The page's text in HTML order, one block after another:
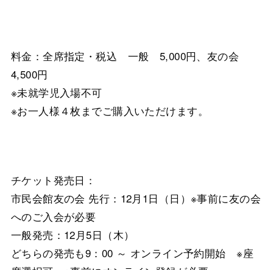
料金：全席指定・税込 一般 5,000円、友の会
4,500円
※未就学児入場不可
※お一人様４枚までご購入いただけます。
チケット発売日：
市民会館友の会 先行：12月1日（日）※事前に友の会
へのご入会が必要
一般発売：12月5日（木）
どちらの発売も9：00 ～ オンライン予約開始 ※座